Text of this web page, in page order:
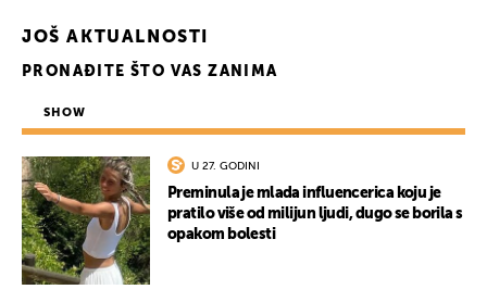
JOŠ AKTUALNOSTI
PRONAĐITE ŠTO VAS ZANIMA
SHOW
U 27. GODINI
Preminula je mlada influencerica koju je
pratilo više od milijun ljudi, dugo se borila s
opakom bolesti
UKLJUČITE NOTIFIKACIJE